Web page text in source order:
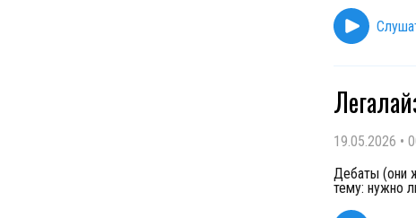
19.05.2026 •
Дебаты (они
тему: нужно